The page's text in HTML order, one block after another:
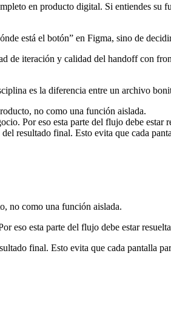
en producto digital. Si entiendes su
está el botón” en Figma, sino de
de iteración y calidad del handoff con
es la diferencia entre un archivo
no como una función aislada.
Por eso esta parte del flujo debe estar
resultado final. Esto evita que cada
no como una función aislada.
eso esta parte del flujo debe estar
final. Esto evita que cada pantalla